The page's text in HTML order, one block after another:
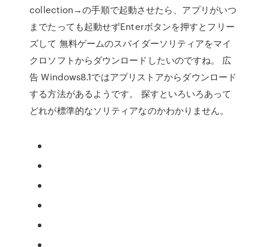
collection→の手順で起動させたら、アプリがいつ
までたっても起動せずEnterボタンを押すとフリー
ズして 無料ゲームのスパイダーソリティアをマイ
クロソフトからダウンロードしたいのですね。 広
告 Windows8.1ではアプリストアからダウンロード
する方法があるようです。 探すといろいろあって
どれが標準的なソリティアなのかわかりません。